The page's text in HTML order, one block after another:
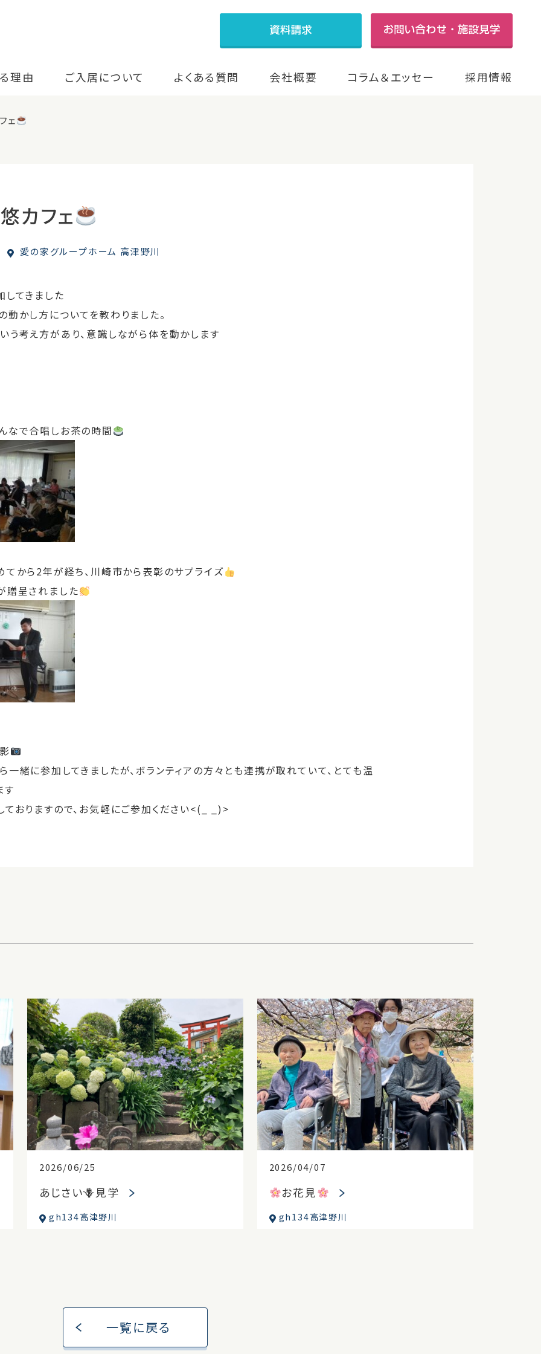
理由 ご入居について よくある質問 会社概要 コラム＆エッセー 採用情報
ェ
カフェ
愛の家グループホーム 高津野川
てきました
かし方についてを教わりました。
考え方があり、意識しながら体を動かします
なで合唱しお茶の時間
から2年が経ち、川崎市から表彰のサプライズ
贈呈されました
緒に参加してきましたが、ボランティアの方々とも連携が取れていて、とても温
す
おりますので、お気軽にご参加ください<(_ _)>
2026/06/25
あじさい🪻見学
gh134高津野川
2026/04/07
お花見
gh134高津野川
一覧に戻る